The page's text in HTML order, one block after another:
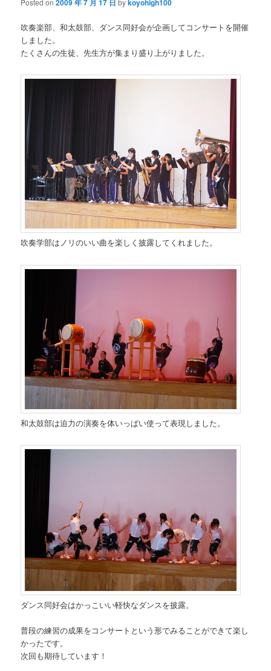
Posted on2009 年 7 月 17 日 by koyohigh100
吹奏楽部、和太鼓部、ダンス同好会が企画してコンサートを開催
しました。
たくさんの生徒、先生方が集まり盛り上がりました。
吹奏学部はノリのいい曲を楽しく披露してくれました。
和太鼓部は迫力の演奏を体いっぱい使って表現しました。
ダンス同好会はかっこいい軽快なダンスを披露。
普段の練習の成果をコンサートという形でみることができて楽し
かったです。
次回も期待しています！